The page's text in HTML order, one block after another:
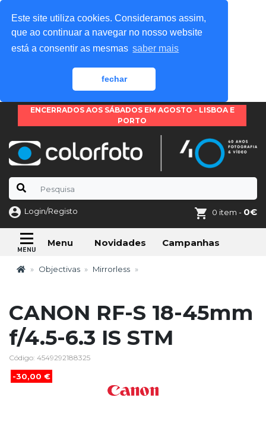
Este site utiliza cookies. Consideramos assim,
que ao continuar a navegar no nosso website
está a consentir as mesmas saber mais
fechar
ENCERRADOS AOS SÁBADOS EM AGOSTO - LISBOA E
PORTO
Login/Registo 0 item - 0€
Menu Novidades Campanhas
Objectivas Mirrorless
CANON RF-S 18-45mm
f/4.5-6.3 IS STM
Código: 4549292188325
-30,00 €